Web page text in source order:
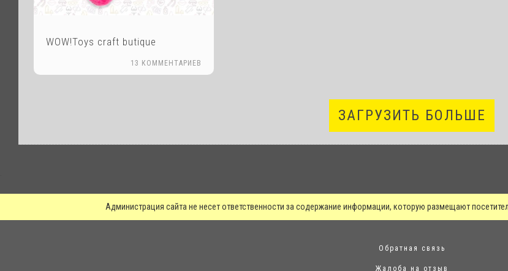
WOW!Toys craft butique
13 КОММЕНТАРИЕВ
ЗАГРУЗИТЬ БОЛЬШЕ
Администрация сайта не несет ответственности за содержание информации, которую размещают
Обратная связь
Жалоба на отзыв